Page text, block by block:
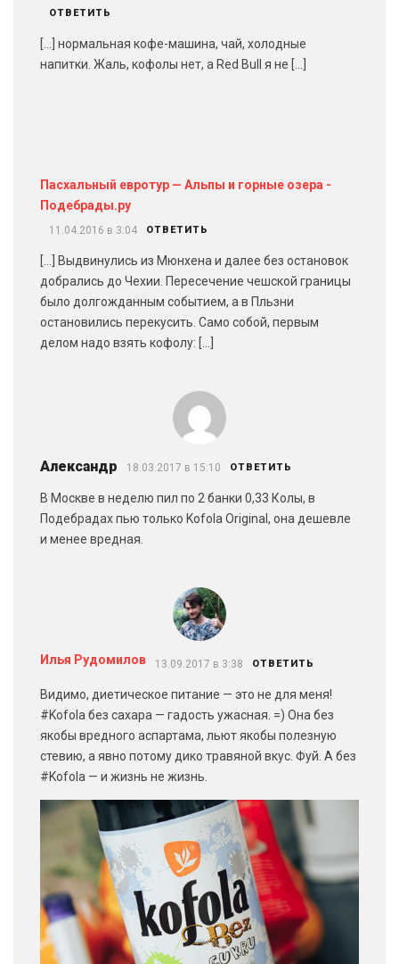
ОТВЕТИТЬ
[…] нормальная кофе-машина, чай, холодные
напитки. Жаль, кофолы нет, а Red Bull я не […]
Пасхальный евротур — Альпы и горные озера -
Подебрады.ру
11.04.2016 в 3:04 ОТВЕТИТЬ
[…] Выдвинулись из Мюнхена и далее без остановок
добрались до Чехии. Пересечение чешской границы
было долгожданным событием, а в Пльзни
остановились перекусить. Само собой, первым
делом надо взять кофолу: […]
Александр 18.03.2017 в 15:10 ОТВЕТИТЬ
В Москве в неделю пил по 2 банки 0,33 Колы, в
Подебрадах пью только Kofola Original, она дешевле
и менее вредная.
Илья Рудомилов 13.09.2017 в 3:38 ОТВЕТИТЬ
Видимо, диетическое питание — это не для меня!
#Kofola без сахара — гадость ужасная. =) Она без
якобы вредного аспартама, льют якобы полезную
стевию, а явно потому дико травяной вкус. Фуй. А без
#Kofola — и жизнь не жизнь.